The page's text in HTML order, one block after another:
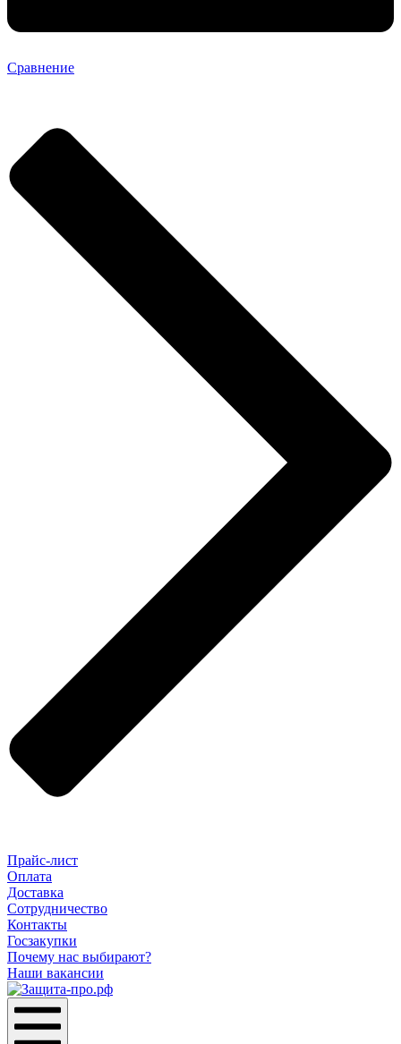
Сравнение
Прайс-лист
Оплата
Доставка
Сотрудничество
Контакты
Госзакупки
Почему нас выбирают?
Наши вакансии